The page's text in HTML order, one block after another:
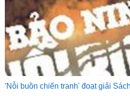
'Nỗi buồn chiến tranh' đoạt giải